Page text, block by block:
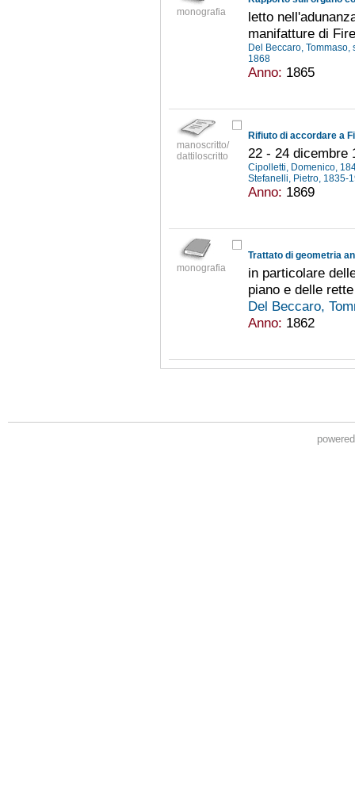
monografia
letto
manifatture di
Del Beccaro, Tommaso,
1868
Anno: 1865
manoscritto/
dattiloscritto
22 - 24 dicembre
Cipolletti, Domenico,
Stefanelli, Pietro, 1835-
Anno: 1869
monografia
Trattato di geometria
in particolare
piano e delle
Del Beccaro,
Anno: 1862